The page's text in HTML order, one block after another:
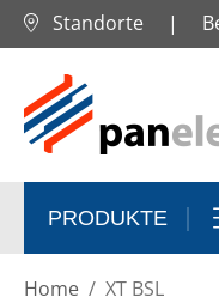
Standorte |
PRODUKTE
Home XT BSL